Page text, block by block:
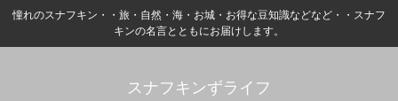
憧れのスナフキン・・旅・自然・海・お城・お得な豆知識などなど・・スナフ
キンの名言とともにお届けします。
スナフキンずライフ